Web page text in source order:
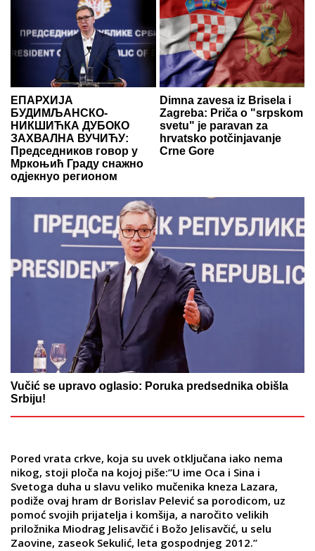
ЕПАРХИЈА
БУДИМЉАНСКО-
НИКШИЋКА ДУБОКО
ЗАХВАЛНА ВУЧИЋУ:
Председников говор у
Мркоњић Граду снажно
одјекнуо регионом
Dimna zavesa iz Brisela i
Zagreba: Priča o "srpskom
svetu" je paravan za
hrvatsko potčinjavanje
Crne Gore
Vučić se upravo oglasio: Poruka predsednika obišla
Srbiju!
Pored vrata crkve, koja su uvek otključana iako nema
nikog, stoji ploča na kojoj piše:”U ime Oca i Sina i
Svetoga duha u slavu veliko mučenika kneza Lazara,
podiže ovaj hram dr Borislav Pelević sa porodicom, uz
pomoć svojih prijatelja i komšija, a naročito velikih
priložnika Miodrag Jelisavčić i Božo Jelisavčić, u selu
Zaovine, zaseok Sekulić, leta gospodnjeg 2012.”